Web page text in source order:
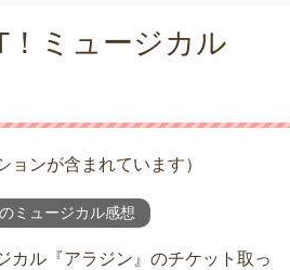
ミュージカル
ョンが含まれています）
ミュージカル感想
カル『アラジン』のチケット取っ